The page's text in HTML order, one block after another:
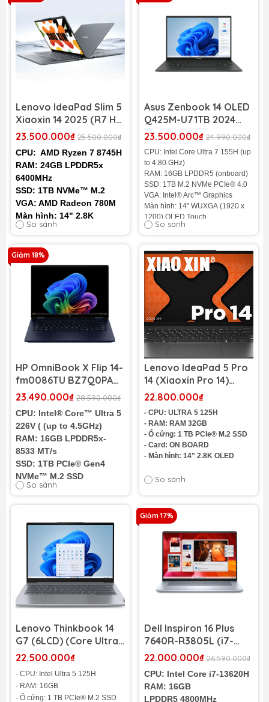
Cân nặng: 1.9Kg
Pin: 4 cell 85WH
Cân nặng: 1.5Kg
Pin: 4 cell 85WH
Lenovo IdeaPad Slim 5
Xiaoxin 14 2025 (R7 H
255| 16GB RAM| 512GB
23.500.000₫ 25.500.000₫
CPU: AMD Ryzen 7 8745H
RAM: 24GB LPDDR5x
6400MHz
SSD: 1TB NVMe™ M.2
VGA: AMD Radeon 780M
Màn hình: 14" 2.8K
OLED 120Hz
So sánh
Asus Zenbook 14 OLED
Q425M-U71TB 2024
(Intel Core Ultra 7 155H
14 inch WUXGA OLED
Touch)
23.500.000₫ 24.990.000₫
CPU: Intel Core Ultra 7 155H (up
to 4.80 GHz)
RAM: 16GB LPDDR5 (onboard)
SSD: 1TB M.2 NVMe PCIe® 4.0
VGA: Intel® Arc™ Graphics
Màn hình: 14" WUXGA (1920 x
1200) OLED Touch
Cân nặng: 1.28 Kg
Pin: 75Wh 4-cell
Tình trạng: HÀNG NHẬP KHẨU
100%
So sánh
Giảm 18%
HP OmniBook X Flip 14-
fm0086TU BZ7Q0PA
(Intel Core Ultra 5 226V
Intel Arc | 14 inch 2K |
Cảm ứng + Bút | Xanh)
(Like New)
23.490.000₫ 28.590.000₫
CPU: Intel® Core™ Ultra 5
226V ( (up to 4.5GHz)
RAM: 16GB LPDDR5x-
8533 MT/s
SSD: 1TB PCIe® Gen4
NVMe™ M.2 SSD
VGA: Intel® Arc™ 130V
1200) Touch
Cân nặng: 1.38Kg
Pin: 3 cell - 59WHr
Tình trạng:Likenew 99%
So sánh
Lenovo IdeaPad 5 Pro
14 (Xiaoxin Pro 14)
(Intel Core Ultra 5 125H
14.0 inch 2.8K OLED
120Hz)
22.800.000₫
- CPU: ULTRA 5 125H
- RAM: RAM 32GB
- Ổ cứng: 1 TB PCIe® M.2 SSD
- Card: ON BOARD
- Màn hình: 14" 2.8K OLED
So sánh
Lenovo Thinkbook 14
G7 (6LCD) (Core UItra5
-125H, RAM 16GB, SSD
120Hz)
22.500.000₫
- CPU: Intel Ultra 5 125H
- RAM: 16GB
- Ổ cứng: 1 TB PCIe® M.2 SSD
Giảm 17%
Dell Inspiron 16 Plus
7640R-R3805L (i7-
13620H | RAM 16GB |
22.000.000₫ 26.590.000₫
CPU: Intel Core i7-13620H
RAM: 16GB
LPDDR5 4800MHz